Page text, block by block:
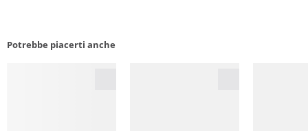
Potrebbe piacerti anche